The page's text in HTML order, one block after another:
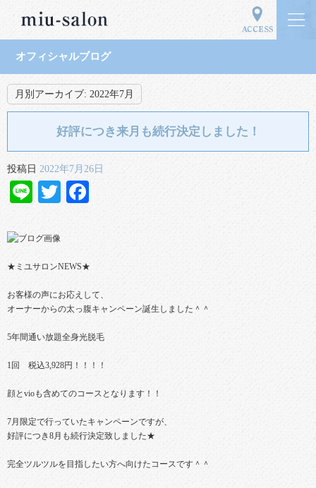
オフィシャルブログ
月別アーカイブ: 2022年7月
好評につき来月も続行決定しました！
投稿日 2022年7月26日
LineTwitter
★ミユサロンNEWS★
お客様の声にお応えして、
オーナーからの太っ腹キャンペーン誕生しました＾＾
5年間通い放題全身光脱毛
1回 税込3,928円！！！！
顔とvioも含めてのコースとなります！！
7月限定で行っていたキャンペーンですが、
好評につき8月も続行決定致しました★
完全ツルツルを目指したい方へ向けたコースです＾＾